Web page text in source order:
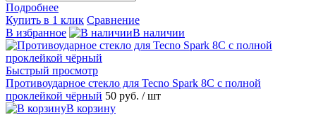
Подробнее
Купить в 1 клик Сравнение
В избранное
В наличии
Быстрый просмотр
Противоударное стекло для Tecno Spark 8C с полной
проклейкой чёрный 50 руб. / шт
В корзину